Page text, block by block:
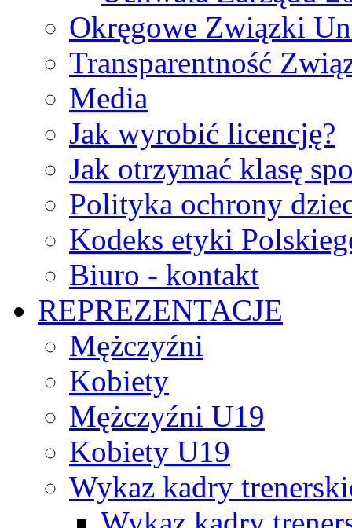
Okręgowe Związki
Transparentność
Media
Jak wyrobić licencję?
Jak otrzymać klasę
Polityka ochrony
Kodeks etyki
Biuro - kontakt
REPREZENTACJE
Mężczyźni
Kobiety
Mężczyźni U19
Kobiety U19
Wykaz kadry